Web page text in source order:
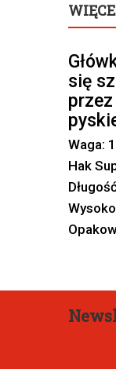
się
Waga:
Hak